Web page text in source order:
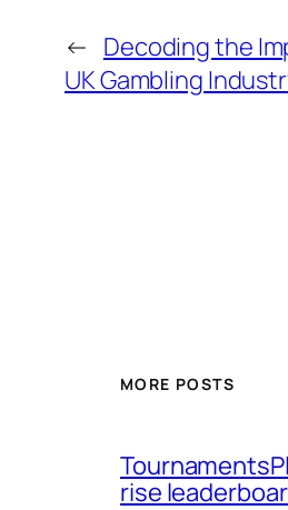
← Decoding the
UK Gambling
MORE POSTS
rise